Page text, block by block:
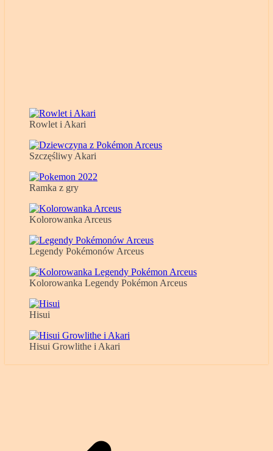
Rowlet i Akari
Szczęśliwy Akari
Ramka z gry
Kolorowanka Arceus
Legendy Pokémonów Arceus
Kolorowanka Legendy Pokémon Arceus
Hisui
Hisui Growlithe i Akari